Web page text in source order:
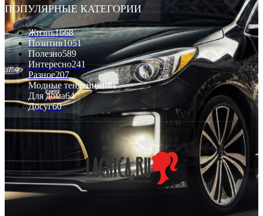
ПОПУЛЯРНЫЕ КАТЕГОРИИ
Жизнь1668
Позитив1051
Полезно589
Интересно241
Разное207
Модные тенденции81
Для дома64
Досуг60